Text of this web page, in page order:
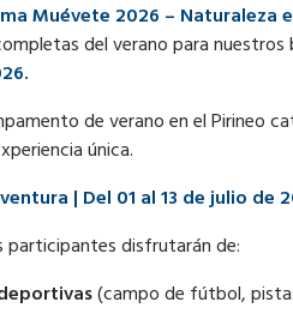
Muévete 2026 – Naturaleza
del verano para nuestros
de verano en el Pirineo
única.
| ­Del 01 al 13 de julio de
participantes disfrutarán de:
(campo de fútbol,